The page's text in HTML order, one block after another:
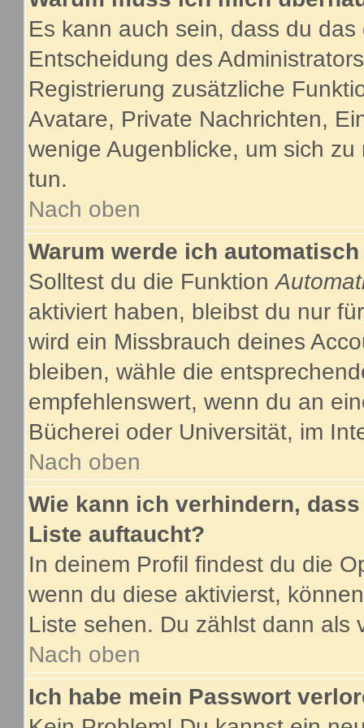
Es kann auch sein, dass du
Entscheidung des
Registrierung zusätzliche
Avatare, Private Nachrichten,
wenige Augenblicke, um sich
tun.
Nach oben
Warum werde ich
Solltest du die Funktion
aktiviert haben, bleibst du nur
wird ein Missbrauch deines
bleiben, wähle die
empfehlenswert, wenn du an
Bücherei oder Universität, im
Nach oben
Wie kann ich verhindern,
Liste auftaucht?
In deinem Profil findest du die
wenn du diese aktivierst,
Liste sehen. Du zählst dann als
Nach oben
Ich habe mein Passwort